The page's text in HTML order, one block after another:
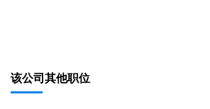
该公司其他职位